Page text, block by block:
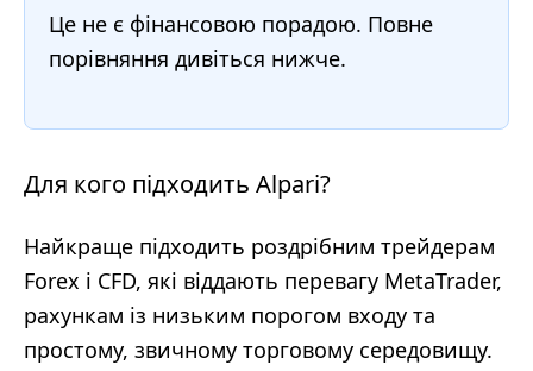
Це не є фінансовою порадою. Повне
порівняння дивіться нижче.
Для кого підходить Alpari?
Найкраще підходить роздрібним трейдерам
Forex і CFD, які віддають перевагу MetaTrader,
рахункам із низьким порогом входу та
простому, звичному торговому середовищу.